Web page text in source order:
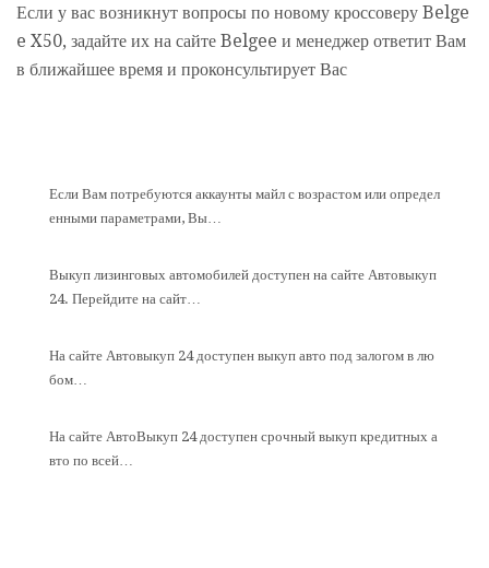
Если у вас возникнут вопросы по новому кроссоверу Belge
e X50, задайте их на сайте Belgee и менеджер ответит Вам
в ближайшее время и проконсультирует Вас
Если Вам потребуются аккаунты майл с возрастом или определ
енными параметрами, Вы…
Выкуп лизинговых автомобилей доступен на сайте Автовыкуп
24. Перейдите на сайт…
На сайте Автовыкуп 24 доступен выкуп авто под залогом в лю
бом…
На сайте АвтоВыкуп 24 доступен срочный выкуп кредитных а
вто по всей…